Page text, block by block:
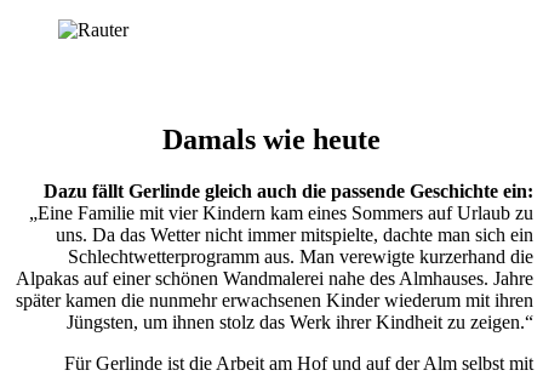
Damals wie heute
Dazu fällt Gerlinde gleich auch die passende Geschichte ein:
„Eine Familie mit vier Kindern kam eines Sommers auf Urlaub zu
uns. Da das Wetter nicht immer mitspielte, dachte man sich ein
Schlechtwetterprogramm aus. Man verewigte kurzerhand die
Alpakas auf einer schönen Wandmalerei nahe des Almhauses. Jahre
später kamen die nunmehr erwachsenen Kinder wiederum mit ihren
Jüngsten, um ihnen stolz das Werk ihrer Kindheit zu zeigen.“
Für Gerlinde ist die Arbeit am Hof und auf der Alm selbst mit